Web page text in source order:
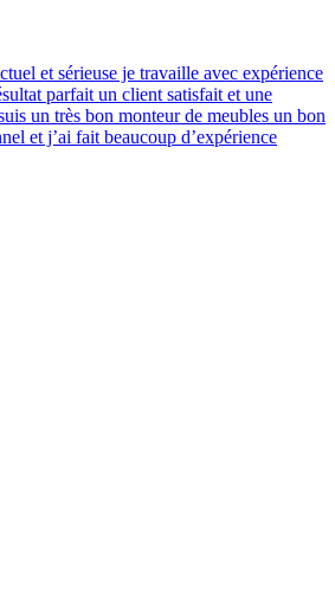
et sérieuse je travaille avec expérience
parfait un client satisfait et une
un très bon monteur de meubles un bon
et j’ai fait beaucoup d’expérience